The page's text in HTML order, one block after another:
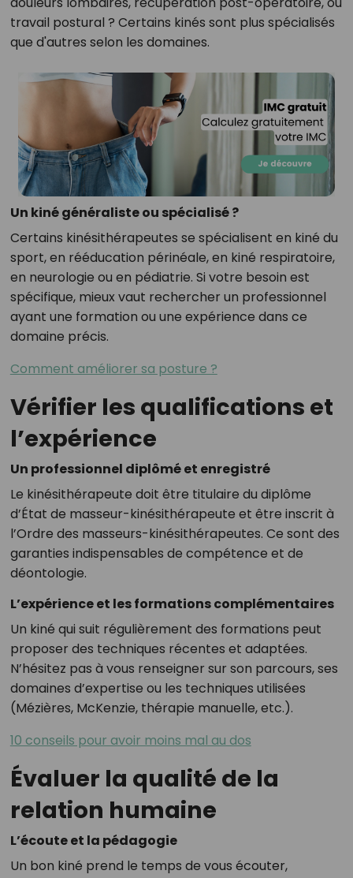
travail postural ? Certains kinés sont plus spécialisés
que d'autres selon les domaines.
Un kiné généraliste ou spécialisé ?
Certains kinésithérapeutes se spécialisent en kiné du
sport, en rééducation périnéale, en kiné respiratoire,
en neurologie ou en pédiatrie. Si votre besoin est
spécifique, mieux vaut rechercher un professionnel
ayant une formation ou une expérience dans ce
domaine précis.
Comment améliorer sa posture ?
Vérifier les qualifications et
l’expérience
Un professionnel diplômé et enregistré
Le kinésithérapeute doit être titulaire du diplôme
d’État de masseur-kinésithérapeute et être inscrit à
l’Ordre des masseurs-kinésithérapeutes. Ce sont des
garanties indispensables de compétence et de
déontologie.
L’expérience et les formations complémentaires
Un kiné qui suit régulièrement des formations peut
proposer des techniques récentes et adaptées.
N’hésitez pas à vous renseigner sur son parcours, ses
domaines d’expertise ou les techniques utilisées
(Mézières, McKenzie, thérapie manuelle, etc.).
10 conseils pour avoir moins mal au dos
Évaluer la qualité de la
relation humaine
L’écoute et la pédagogie
Un bon kiné prend le temps de vous écouter,